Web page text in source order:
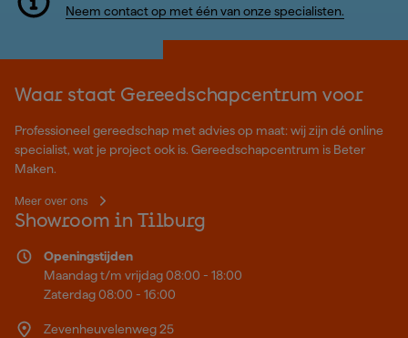
Neem contact op met één van onze specialisten.
Waar staat Gereedschapcentrum voor
Professioneel gereedschap met advies op maat: wij zijn dé online
specialist, wat je project ook is. Gereedschapcentrum is Beter
Maken.
Meer over ons
Showroom in Tilburg
Openingstijden
Maandag t/m vrijdag 08:00 - 18:00
Zaterdag 08:00 - 16:00
Zevenheuvelenweg 25